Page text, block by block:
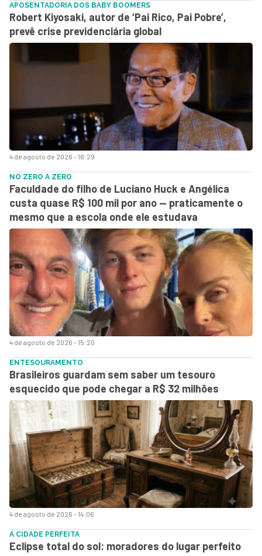
4 de agosto de 2026 - 16:29
APOSENTADORIA DOS BABY BOOMERS
Robert Kiyosaki, autor de ‘Pai Rico, Pai Pobre’,
prevê crise previdenciária global
4 de agosto de 2026 - 15:20
NO ZERO A ZERO
Faculdade do filho de Luciano Huck e Angélica
custa quase R$ 100 mil por ano — praticamente o
mesmo que a escola onde ele estudava
4 de agosto de 2026 - 14:06
ENTESOURAMENTO
Brasileiros guardam sem saber um tesouro
esquecido que pode chegar a R$ 32 milhões
A CIDADE PERFEITA
Eclipse total do sol: moradores do lugar perfeito